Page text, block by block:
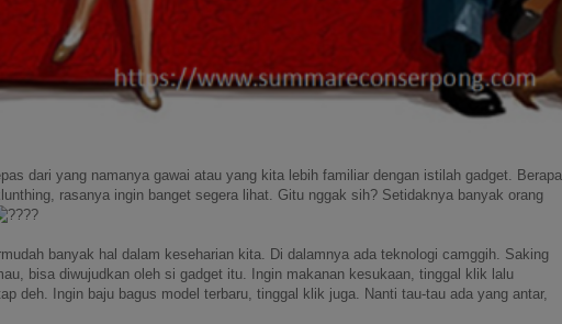
dari yang namanya gawai atau yang kita lebih familiar dengan istilah gadget. Berapa
rasanya ingin banget segera lihat. Gitu nggak sih? Setidaknya banyak orang
banyak hal dalam keseharian kita. Di dalamnya ada teknologi camggih. Saking
bisa diwujudkan oleh si gadget itu. Ingin makanan kesukaan, tinggal klik lalu
deh. Ingin baju bagus model terbaru, tinggal klik juga. Nanti tau-tau ada yang antar,